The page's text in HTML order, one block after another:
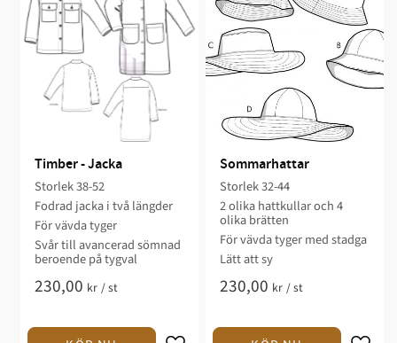
Timber - Jacka
Storlek 38-52​
Fodrad jacka i två längder​​​
För vävda tyger
​Svår till avancerad sömnad
beroende på tygva​l​
230,00 kr /st
Sommarhattar
Storlek 32-44
2 olika hattkullar och 4
olika brätten​
För vävda tyger med stadga​
Lätt att sy​
230,00 kr /st